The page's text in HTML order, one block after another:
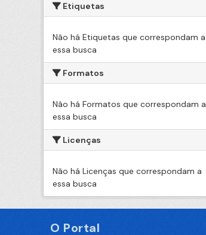
Etiquetas
Não há Etiquetas que correspondam a
essa busca
Formatos
Não há Formatos que correspondam a
essa busca
Licenças
Não há Licenças que correspondam a
essa busca
O Portal